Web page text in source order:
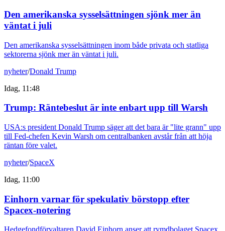
Den amerikanska sysselsättningen sjönk mer än
väntat i juli
Den amerikanska sysselsättningen inom både privata och statliga
sektorerna sjönk mer än väntat i juli.
nyheter/Donald Trump
Idag, 11:48
Trump: Räntebeslut är inte enbart upp till Warsh
USA:s president Donald Trump säger att det bara är "lite grann" upp
till Fed-chefen Kevin Warsh om centralbanken avstår från att höja
räntan före valet.
nyheter/SpaceX
Idag, 11:00
Einhorn varnar för spekulativ börstopp efter
Spacex-notering